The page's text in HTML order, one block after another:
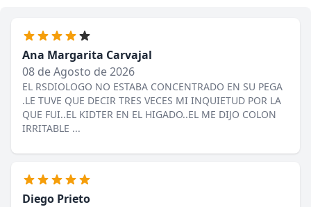
Ana Margarita Carvajal
08 de Agosto de 2026
EL RSDIOLOGO NO ESTABA CONCENTRADO EN SU PEGA
.LE TUVE QUE DECIR TRES VECES MI INQUIETUD POR LA
QUE FUI..EL KIDTER EN EL HIGADO..EL ME DIJO COLON
IRRITABLE ...
Diego Prieto